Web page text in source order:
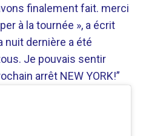
finalement fait. merci
à la tournée », a écrit
nuit dernière a été
Je pouvais sentir
arrêt NEW YORK!”